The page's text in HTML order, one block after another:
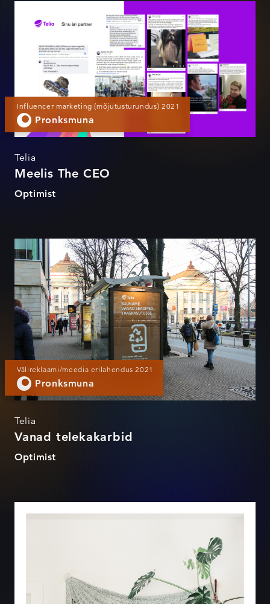
Meelis The CEO
Influencer marketing (mõjutusturundus) 2021
Pronksmuna
Telia
Meelis The CEO
Optimist
Vanad telekakarbid
Välireklaami/meedia erilahendus 2021
Pronksmuna
Telia
Vanad telekakarbid
Optimist
Puhka jälle päriselt